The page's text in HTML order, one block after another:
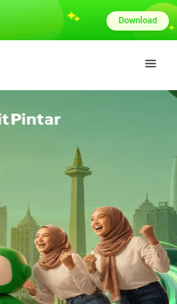
Download